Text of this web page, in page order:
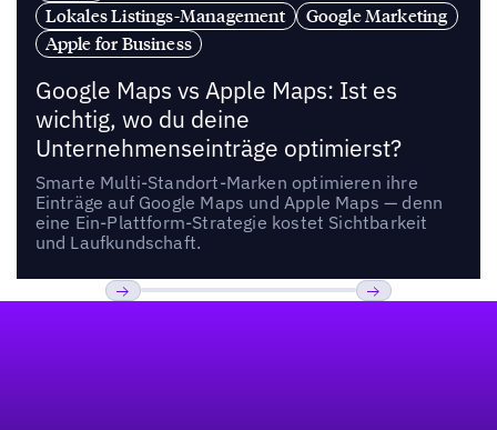
Lokales Listings-Management
Google Marketing
Apple for Business
Google Maps vs Apple Maps: Ist es
wichtig, wo du deine
Unternehmenseinträge optimierst?
Smarte Multi-Standort-Marken optimieren ihre
Einträge auf Google Maps und Apple Maps — denn
eine Ein-Plattform-Strategie kostet Sichtbarkeit
und Laufkundschaft.